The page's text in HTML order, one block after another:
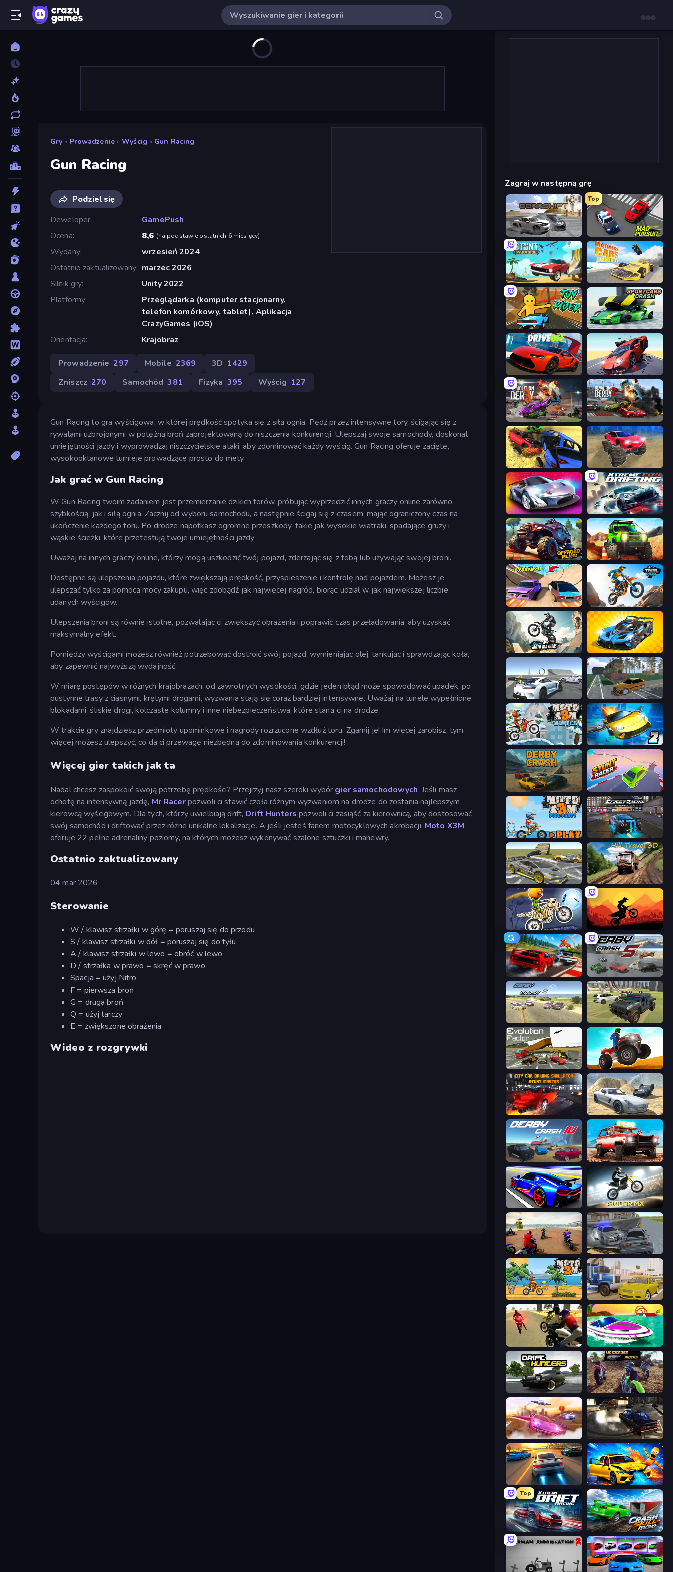
Gry » Prowadzenie » Wyścig » Gun Racing
Gun Racing
Podziel się
Deweloper
GamePush
Ocena
8,6 (na podstawie ostatnich 6 miesięcy)
Wydany
wrzesień 2024
Ostatnio zaktualizowany marzec 2026
Silnik gry
Unity 2022
Platformy
Przeglądarka (komputer stacjonarny,
telefon komórkowy, tablet), Aplikacja
CrazyGames (iOS)
Orientacja
Krajobraz
Prowadzenie 297 Mobile 2369 3D 1429
Zniszcz 270 Samochód 381 Fizyka 395 Wyścig 127
Gun Racing to gra wyścigowa, w której prędkość spotyka się z siłą ognia. Pędź przez intensywne tory, ścigając się z
rywalami uzbrojonymi w potężną broń zaprojektowaną do niszczenia konkurencji. Ulepszaj swoje samochody, doskonal
umiejętności jazdy i wyprowadzaj niszczycielskie ataki, aby zdominować każdy wyścig. Gun Racing oferuje zacięte,
wysokooktanowe turnieje prowadzące prosto do mety.
Jak grać w Gun Racing
W Gun Racing twoim zadaniem jest przemierzanie dzikich torów, próbując wyprzedzić innych graczy online zarówno
szybkością, jak i siłą ognia. Zacznij od wyboru samochodu, a następnie ścigaj się z czasem, mając ograniczony czas na
ukończenie każdego toru. Po drodze napotkasz ogromne przeszkody, takie jak wysokie wiatraki, spadające gruzy i
wąskie ścieżki, które przetestują twoje umiejętności jazdy.
Uważaj na innych graczy online, którzy mogą uszkodzić twój pojazd, zderzając się z tobą lub używając swojej broni.
Dostępne są ulepszenia pojazdu, które zwiększają prędkość, przyspieszenie i kontrolę nad pojazdem. Możesz je
ulepszać tylko za pomocą mocy zakupu, więc zdobądź jak najwięcej nagród, biorąc udział w jak największej liczbie
udanych wyścigów.
Ulepszenia broni są równie istotne, pozwalając ci zwiększyć obrażenia i poprawić czas przeładowania, aby uzyskać
maksymalny efekt.
Pomiędzy wyścigami możesz również potrzebować dostroić swój pojazd, wymieniając olej, tankując i sprawdzając koła,
aby zapewnić najwyższą wydajność.
W miarę postępów w różnych krajobrazach, od zawrotnych wysokości, gdzie jeden błąd może spowodować upadek, po
pustynne trasy z ciasnymi, krętymi drogami, wyzwania stają się coraz bardziej intensywne. Uważaj na tunele wypełnione
blokadami, śliskie drogi, kolczaste kolumny i inne niebezpieczeństwa, które staną ci na drodze.
W trakcie gry znajdziesz przedmioty upominkowe i nagrody rozrzucone wzdłuż toru. Zgarnij je! Im więcej zarobisz, tym
więcej możesz ulepszyć, co da ci przewagę niezbędną do zdominowania konkurencji!
Więcej gier takich jak ta
Nadal chcesz zaspokoić swoją potrzebę prędkości? Przejrzyj nasz szeroki wybór gier samochodowych. Jeśli masz
ochotę na intensywną jazdę, Mr Racerpozwoli ci stawić czoła różnym wyzwaniom na drodze do zostania najlepszym
kierowcą wyścigowym. Dla tych, którzy uwielbiają drift, Drift Hunters pozwoli ci zasiąść za kierownicą, aby dostosować
swój samochód i driftować przez różne unikalne lokalizacje. A jeśli jesteś fanem motocyklowych akrobacji, Moto X3M
oferuje 22 pełne adrenaliny poziomy, na których możesz wykonywać szalone sztuczki i manewry.
Ostatnio zaktualizowany
04 mar 2026
Sterowanie
W / klawisz strzałki w górę = poruszaj się do przodu
S / klawisz strzałki w dół = poruszaj się do tyłu
A / klawisz strzałki w lewo = obróć w lewo
D / strzałka w prawo = skręć w prawo
Spacja = użyj Nitro
F = pierwsza broń
G = druga broń
Q = użyj tarczy
E = zwiększone obrażenia
Wideo z rozgrywki
Zagraj w następną grę
Gearshift One
Top
Mad Pursuit
Stunt Paradise Madness Cars Destroy
Toy Rider Sportcars Crash
DriveOff Hyper Cars Ramp Crash
Demolition Derby 3 Demolition Derby 2
Car Crash Simulator Royale
Grand Cyber City Xtreme City Drifting
Offroad Island Offroad Life 3D
Turbo Cars: Pipe Stunts Trial Mania
Xtreme Moto Mayhem GT Cars Mega Ramps
Obby: Car Crash Sandbox
Moto X3M 4 Winter Ultimate Flying Car 2
Derby Crash Stunt Racer
Moto X3M 5: Pool Party
Wrong Way Hill Travel 3D
Moto X3M 6: Spooky Land Sunset Bike Racing
Racing: Online! Derby Crash 5
Derby Crash 3 4x4 Offroader
Evolution Factor ATV Ultimate Offroad
Derby Crash 2
Derby Crash 4 Offroad Masters Challenge
Cyber Cars Punk Racing Super MX - Last Season
Super MX - The Champion RCC City Racing
Moto X3M Crazy Car Stunts
3D Moto Simulator 2 Jet Boat Racing
Drift Hunters MotoCross Riders
Ultimate Flying Car City Classic Car Driving: 131
Asphalt Rush BMG: Ragdoll Playground
Top
Xtreme DRIFT Racing Crash Skill Racing